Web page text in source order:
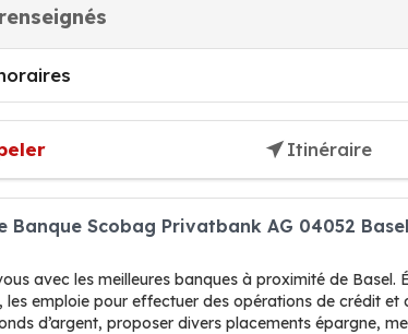
Itinéraire
Banque Scobag Privatbank AG 04052 Basel
avec les meilleures banques à proximité de
les emploie pour effectuer des opérations de crédit
d’argent, proposer divers placements épargne,